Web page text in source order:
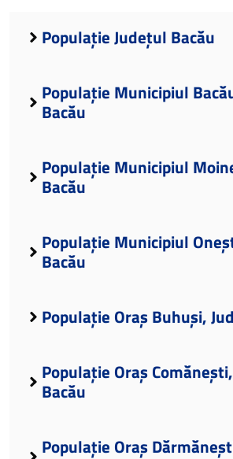
Populație Județul Bacău
Populație Municipiul
Bacău
Populație Municipiul
Bacău
Populație Municipiul
Bacău
Populație Oraș Buhuși,
Populație Oraș
Bacău
Populație Oraș